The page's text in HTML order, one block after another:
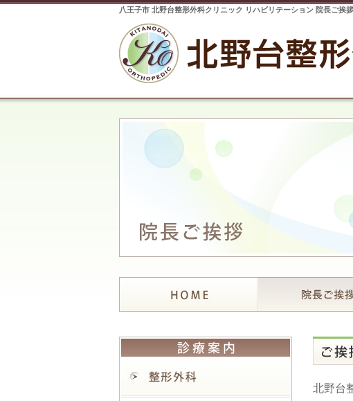
八王子市 北野台整形外科クリニック リハビリテーション 院長ご挨拶
北野台